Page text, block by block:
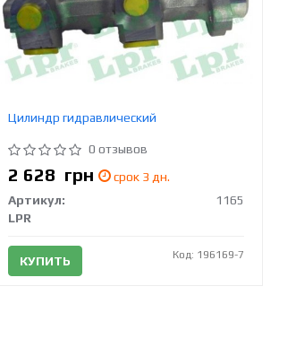
Цилиндр гидравлический
0 отзывов
2 628 грн
срок 3 дн.
Артикул:
1165
LPR
КУПИТЬ Код: 196169-7